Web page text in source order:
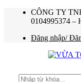
CÔNG TY
0104995374 –
Đăng nhập/